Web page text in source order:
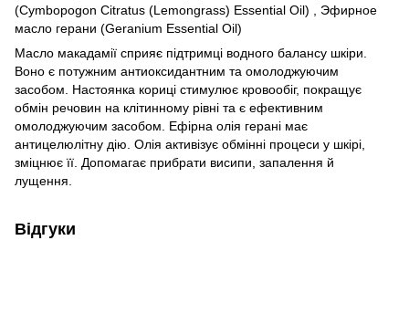
(Cymbopogon Citratus (Lemongrass) Essential Oil) , Эфирное
масло герани (Geranium Essential Oil)
Масло макадамії сприяє підтримці водного балансу шкіри.
Воно є потужним антиоксидантним та омолоджуючим
засобом. Настоянка кориці стимулює кровообіг, покращує
обмін речовин на клітинному рівні та є ефективним
омолоджуючим засобом. Ефірна олія герані має
антицелюлітну дію. Олія активізує обмінні процеси у шкірі,
зміцнює її. Допомагає прибрати висипи, запалення й
лущення.
Відгуки